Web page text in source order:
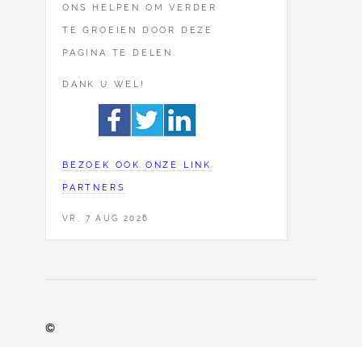
ONS HELPEN OM VERDER
TE GROEIEN DOOR DEZE
PAGINA TE DELEN.
DANK U WEL!
BEZOEK OOK ONZE LINK
PARTNERS
VR, 7 AUG 2026
©